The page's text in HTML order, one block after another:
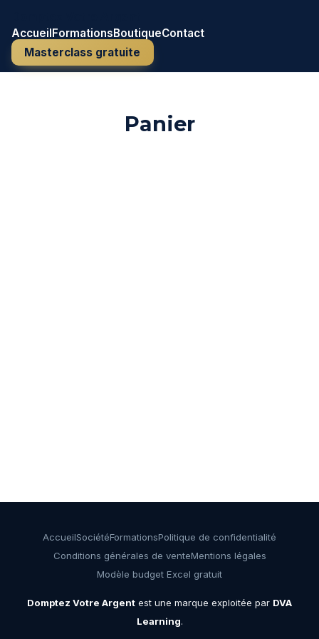
AccueilFormationsBoutiqueContact
Masterclass gratuite
Panier
AccueilSociétéFormationsPolitique de confidentialité
Conditions générales de venteMentions légales
Modèle budget Excel gratuit
Domptez Votre Argent est une marque exploitée par DVA
Learning.